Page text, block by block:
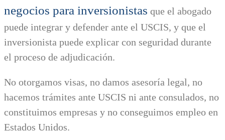
negocios para inversionistas que el abogado
puede integrar y defender ante el USCIS, y que el
inversionista puede explicar con seguridad durante
el proceso de adjudicación.
No otorgamos visas, no damos asesoría legal, no
hacemos trámites ante USCIS ni ante consulados, no
constituimos empresas y no conseguimos empleo en
Estados Unidos.